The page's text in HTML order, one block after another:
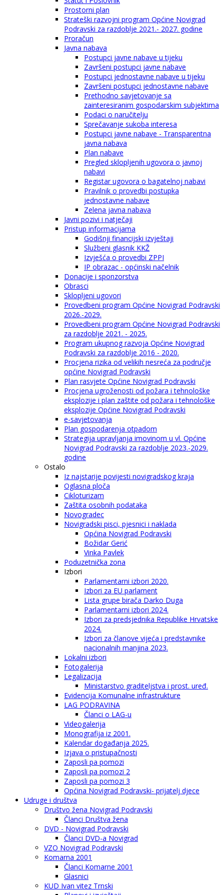
Prostorni plan
Strateški razvojni program Općine Novigrad
Podravski za razdoblje 2021.- 2027. godine
Proračun
Javna nabava
Postupci javne nabave u tijeku
Završeni postupci javne nabave
Postupci jednostavne nabave u tijeku
Završeni postupci jednostavne nabave
Prethodno savjetovanje sa
zainteresiranim gospodarskim subjektima
Podaci o naručitelju
Sprečavanje sukoba interesa
Postupci javne nabave - Transparentna
javna nabava
Plan nabave
Pregled sklopljenih ugovora o javnoj
nabavi
Registar ugovora o bagatelnoj nabavi
Pravilnik o provedbi postupka
jednostavne nabave
Zelena javna nabava
Javni pozivi i natječaji
Pristup informacijama
Godišnji financijski izvještaji
Službeni glasnik KKŽ
Izvješća o provedbi ZPPI
IP obrazac - općinski načelnik
Donacije i sponzorstva
Obrasci
Sklopljeni ugovori
Provedbeni program Općine Novigrad Podravski
2026.-2029.
Provedbeni program Općine Novigrad Podravski
za razdoblje 2021. - 2025.
Program ukupnog razvoja Općine Novigrad
Podravski za razdoblje 2016 - 2020.
Procjena rizika od velikih nesreća za područje
općine Novigrad Podravski
Plan rasvjete Općine Novigrad Podravski
Procjena ugroženosti od požara i tehnološke
eksplozije i plan zaštite od požara i tehnološke
eksplozije Općine Novigrad Podravski
e-savjetovanja
Plan gospodarenja otpadom
Strategija upravljanja imovinom u vl. Općine
Novigrad Podravski za razdoblje 2023.-2029.
godine
Ostalo
Iz najstarije povijesti novigradskog kraja
Oglasna ploča
Cikloturizam
Zaštita osobnih podataka
Novogradec
Novigradski pisci, pjesnici i naklada
Općina Novigrad Podravski
Božidar Gerić
Vinka Pavlek
Poduzetnička zona
Izbori
Parlamentarni izbori 2020.
Izbori za EU parlament
Lista grupe birača Darko Duga
Parlamentarni izbori 2024.
Izbori za predsjednika Republike Hrvatske
2024.
Izbori za članove vijeća i predstavnike
nacionalnih manjina 2023.
Lokalni izbori
Fotogalerija
Legalizacija
Ministarstvo graditeljstva i prost. uređ.
Evidencija Komunalne infrastrukture
LAG PODRAVINA
Članci o LAG-u
Videogalerija
Monografija iz 2001.
Kalendar događanja 2025.
Izjava o pristupačnosti
Zaposli pa pomozi
Zaposli pa pomozi 2
Zaposli pa pomozi 3
Općina Novigrad Podravski- prijatelj djece
Udruge i društva
Društvo žena Novigrad Podravski
Članci Društva žena
DVD - Novigrad Podravski
Članci DVD-a Novigrad
VZO Novigrad Podravski
Komarna 2001
Članci Komarne 2001
Glasnici
KUD Ivan vitez Trnski